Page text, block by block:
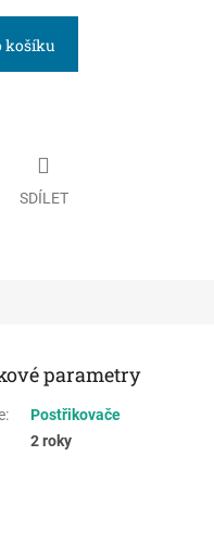
košíku
SDÍLET
parametry
:
Postřikovače
2 roky